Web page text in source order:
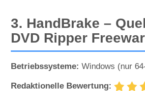
3. HandBrake –
DVD Ripper
Betriebssysteme: Windows (nur
Redaktionelle Bewertung: